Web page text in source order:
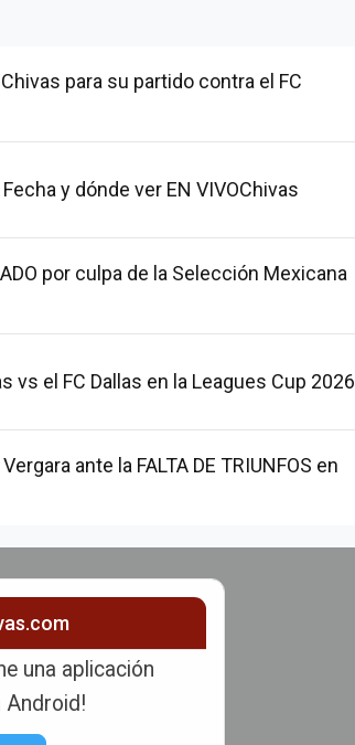
para su partido contra el FC
y dónde ver EN VIVOChivas
por culpa de la Selección Mexicana
vs el FC Dallas en la Leagues Cup 2026
ante la FALTA DE TRIUNFOS en
una aplicación
Android!